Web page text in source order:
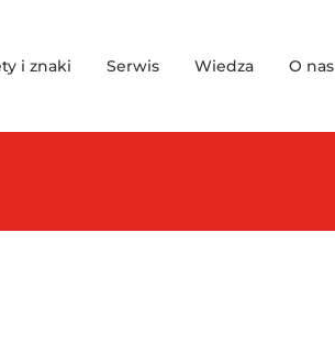
i znaki Serwis Wiedza O nas